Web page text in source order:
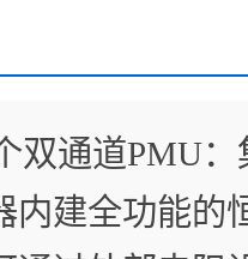
双通道PMU
内建全功能的